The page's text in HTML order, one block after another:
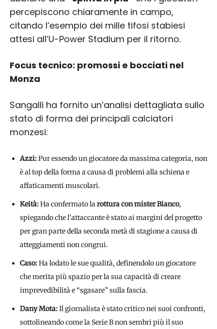
percepiscono chiaramente in campo,
citando l’esempio dei mille tifosi stabiesi
attesi all’U-Power Stadium per il ritorno.
Focus tecnico: promossi e bocciati nel
Monza
Sangalli ha fornito un’analisi dettagliata sullo
stato di forma dei principali calciatori
monzesi:
Azzi:Pur essendo un giocatore da massima categoria, non
è al top della forma a causa di problemi alla schiena e
affaticamenti muscolari.
Keità:Ha confermato larottura con mister Bianco,
spiegando che l’attaccante è stato ai margini del progetto
per gran parte della seconda metà di stagione a causa di
atteggiamenti non congrui.
Caso:Ha lodato le sue qualità, definendolo un giocatore
che merita più spazio per la sua capacità di creare
imprevedibilità e “sgasare” sulla fascia.
Dany Mota:Il giornalista è stato critico nei suoi confronti,
sottolineando come la Serie B non sembri più il suo